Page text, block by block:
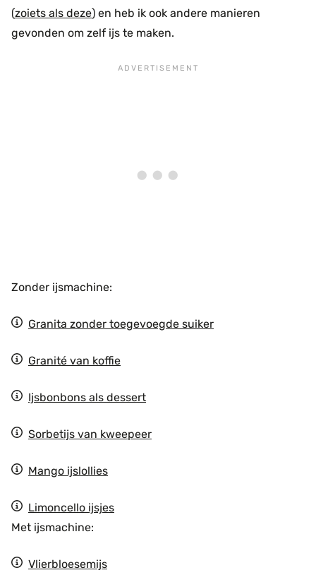
(zoiets als deze) en heb ik ook andere manieren
gevonden om zelf ijs te maken.
Zonder ijsmachine:
Granita zonder toegevoegde suiker
Granité van koffie
Ijsbonbons als dessert
Sorbetijs van kweepeer
Mango ijslollies
Limoncello ijsjes
Met ijsmachine:
Vlierbloesemijs